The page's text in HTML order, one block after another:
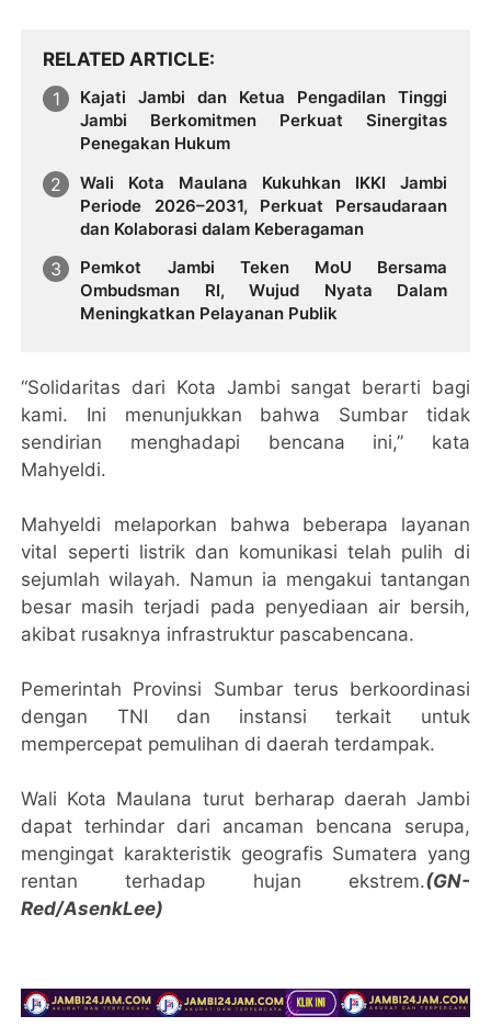
RELATED ARTICLE
Kajati Jambi dan Ketua Pengadilan Tinggi
Jambi Berkomitmen Perkuat Sinergitas
Penegakan Hukum
Wali Kota Maulana Kukuhkan IKKI Jambi
Periode 2026–2031, Perkuat Persaudaraan
dan Kolaborasi dalam Keberagaman
Pemkot Jambi Teken MoU Bersama
Ombudsman RI, Wujud Nyata Dalam
Meningkatkan Pelayanan Publik
“Solidaritas dari Kota Jambi sangat berarti bagi
kami. Ini menunjukkan bahwa Sumbar tidak
sendirian menghadapi bencana ini,” kata
Mahyeldi.
Mahyeldi melaporkan bahwa beberapa layanan
vital seperti listrik dan komunikasi telah pulih di
sejumlah wilayah. Namun ia mengakui tantangan
besar masih terjadi pada penyediaan air bersih,
akibat rusaknya infrastruktur pascabencana.
Pemerintah Provinsi Sumbar terus berkoordinasi
dengan TNI dan instansi terkait untuk
mempercepat pemulihan di daerah terdampak.
Wali Kota Maulana turut berharap daerah Jambi
dapat terhindar dari ancaman bencana serupa,
mengingat karakteristik geografis Sumatera yang
rentan terhadap hujan ekstrem.(GN-
Red/AsenkLee)